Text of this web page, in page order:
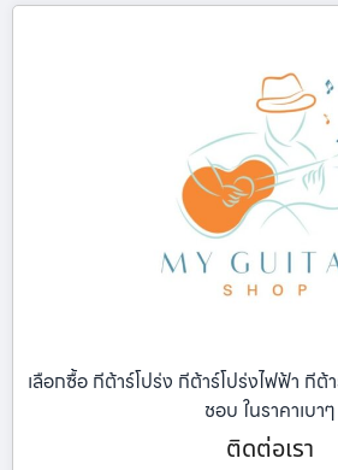
เลือกซื้อ กีต้าร์โปร่ง กีต้าร์โปร่งไฟฟ้า กีต้
ชอบ ในราคาเบาๆ
ติดต่อเรา